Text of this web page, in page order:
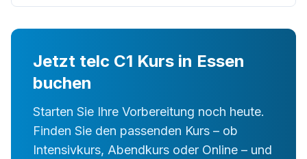
Jetzt telc C1 Kurs in Essen
buchen
Starten Sie Ihre Vorbereitung noch heute.
Finden Sie den passenden Kurs – ob
Intensivkurs, Abendkurs oder Online – und